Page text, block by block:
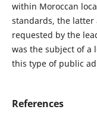
within Moroccan
standards, the latter
requested by the
was the subject of a
this type of public
References